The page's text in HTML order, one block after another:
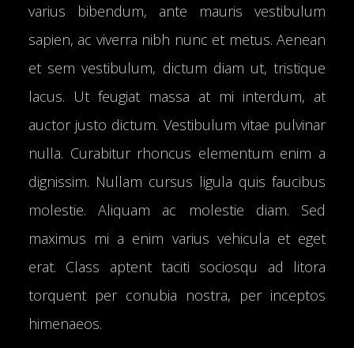
varius bibendum, ante mauris vestibulum
sapien, ac viverra nibh nunc et metus. Aenean
et sem vestibulum, dictum diam ut, tristique
lacus. Ut feugiat massa at mi interdum, at
auctor justo dictum. Vestibulum vitae pulvinar
nulla. Curabitur rhoncus elementum enim a
dignissim. Nullam cursus ligula quis faucibus
molestie. Aliquam ac molestie diam. Sed
maximus mi a enim varius vehicula et eget
erat. Class aptent taciti sociosqu ad litora
torquent per conubia nostra, per inceptos
himenaeos.